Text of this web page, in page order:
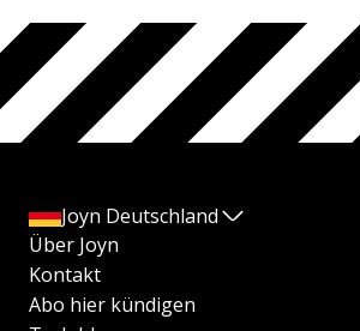
Joyn Deutschland
Über Joyn
Kontakt
Abo hier kündigen